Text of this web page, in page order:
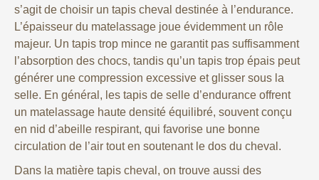
s’agit de choisir un tapis cheval destinée à l’endurance.
L’épaisseur du matelassage joue évidemment un rôle
majeur. Un tapis trop mince ne garantit pas suffisamment
l’absorption des chocs, tandis qu’un tapis trop épais peut
générer une compression excessive et glisser sous la
selle. En général, les tapis de selle d’endurance offrent
un matelassage haute densité équilibré, souvent conçu
en nid d’abeille respirant, qui favorise une bonne
circulation de l’air tout en soutenant le dos du cheval.
Dans la matière tapis cheval, on trouve aussi des